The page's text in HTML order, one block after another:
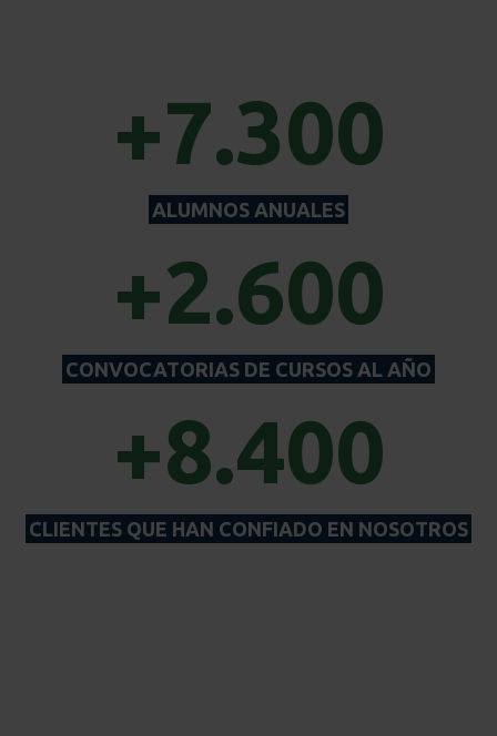
+7.300
ALUMNOS ANUALES
+2.600
CONVOCATORIAS DE CURSOS AL AÑO
+8.400
CLIENTES QUE HAN CONFIADO EN NOSOTROS